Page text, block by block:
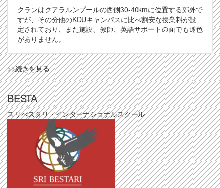
クランはクアラルンプールの西側30-40kmに位置する郊外で
すが、その分他のKDUキャンパスに比べ割安な授業料が設
定されており、また施設、教師、英語サポートの面でも遜色
がありません。
KDUKLA
の
>>続きを見る
BESTA
スリべスタリ・インターナショナルスクール